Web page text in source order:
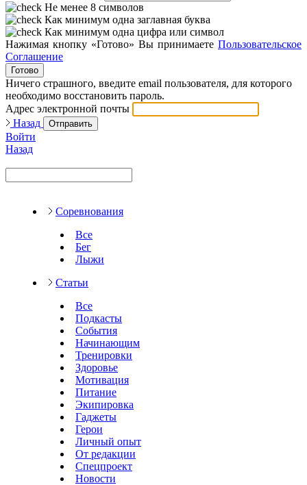
Не менее 8 символов
Как минимум одна заглавная буква
Как минимум одна цифра или символ
Нажимая кнопку «Готово» Вы принимаете Пользовательское
Соглашение
Готово
Ничего страшного, введите email пользователя, для которого
необходимо восстановить пароль.
Адрес электронной почты
Назад
Отправить
Войти
Назад
Соревнования
Все
Бег
Лыжи
Статьи
Все
Подкасты
События
Начинающим
Тренировки
Здоровье
Мотивация
Питание
Экипировка
Гаджеты
Герои
Личный опыт
От редакции
Спецпроект
Новости